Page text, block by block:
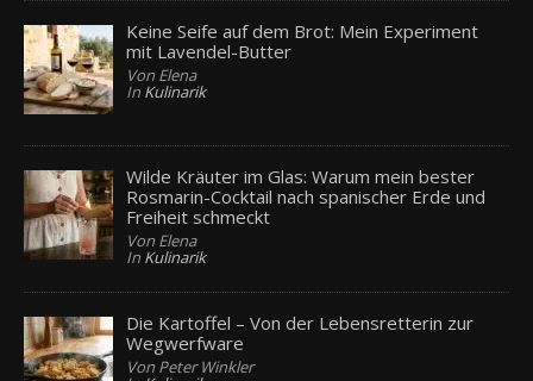
Keine Seife auf dem Brot: Mein Experiment
mit Lavendel-Butter
Von Elena
In Kulinarik
Wilde Kräuter im Glas: Warum mein bester
Rosmarin-Cocktail nach spanischer Erde und
Freiheit schmeckt
Von Elena
In Kulinarik
Die Kartoffel – Von der Lebensretterin zur
Wegwerfware
Von Peter Winkler